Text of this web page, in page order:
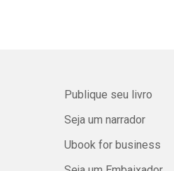
Publique seu livro
Seja um narrador
Ubook for business